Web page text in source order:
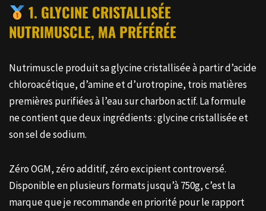
1. GLYCINE CRISTALLISÉE
NUTRIMUSCLE, MA PRÉFÉRÉE
Nutrimuscle produit sa glycine cristallisée à partir d’acide
chloroacétique, d’amine et d’urotropine, trois matières
premières purifiées à l’eau sur charbon actif. La formule
ne contient que deux ingrédients : glycine cristallisée et
son sel de sodium.
Zéro OGM, zéro additif, zéro excipient controversé.
Disponible en plusieurs formats jusqu’à 750g, c’est la
marque que je recommande en priorité pour le rapport